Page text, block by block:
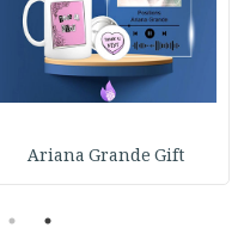
Ariana Grande Gift
1
2